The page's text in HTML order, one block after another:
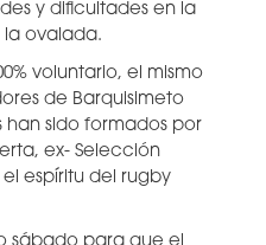
y dificultades en la
la ovalada.
voluntario, el mismo
de Barquisimeto
han sido formados por
ex- Selección
espíritu del rugby